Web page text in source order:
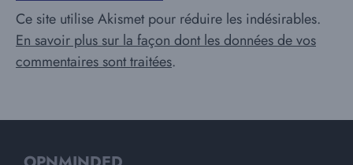
Ce site utilise Akismet pour réduire les indésirables.
En savoir plus sur la façon dont les données de vos
commentaires sont traitées.